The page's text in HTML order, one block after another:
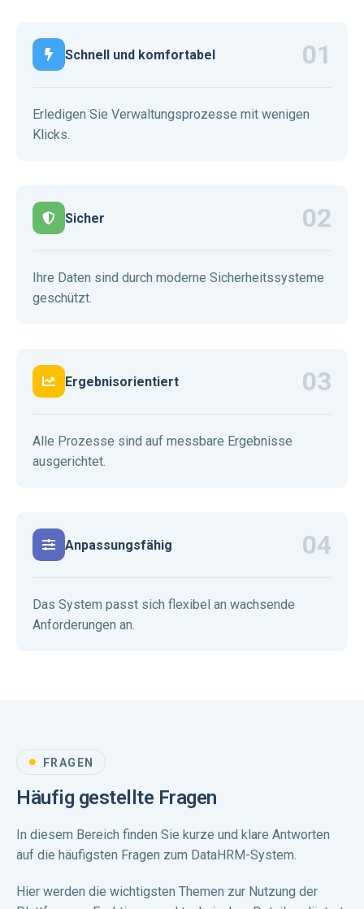
Schnell und komfortabel
Erledigen Sie Verwaltungsprozesse mit wenigen
Klicks.
Sicher
Ihre Daten sind durch moderne Sicherheitssysteme
geschützt.
Ergebnisorientiert
Alle Prozesse sind auf messbare Ergebnisse
ausgerichtet.
Anpassungsfähig
Das System passt sich flexibel an wachsende
Anforderungen an.
FRAGEN
Häufig gestellte Fragen
In diesem Bereich finden Sie kurze und klare Antworten
auf die häufigsten Fragen zum DataHRM-System.
Hier werden die wichtigsten Themen zur Nutzung der